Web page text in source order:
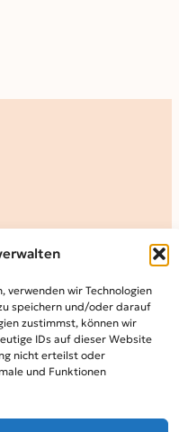
verwenden wir Technologien
speichern und/oder darauf
zustimmst, können wir
IDs auf dieser Website
nicht erteilst oder
und Funktionen